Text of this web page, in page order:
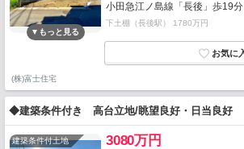
小田急江ノ島線「長後」歩19分
下土棚（長後駅） 1780万円
(株)富士住宅
◆建築条件付き 高台立地/眺望良好・日当良好
建築条件付土地 3080万円